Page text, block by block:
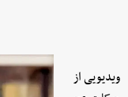
ویدیویی از